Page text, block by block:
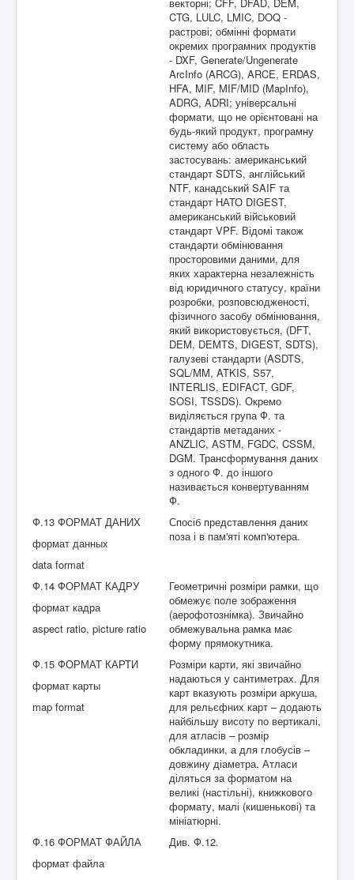
CTG, LULC, LMIC, DOQ -
растрові; обмінні формати
окремих програмних продуктів
- DXF, Generate/Ungenerate
ArcInfo (ARCG), ARCE, ERDAS,
HFA, MIF, MIF/MID (MapInfo),
ADRG, ADRI; універсальні
формати, що не орієнтовані на
будь-який продукт, програмну
систему або область
застосувань: американський
стандарт SDTS, англійський
NTF, канадський SAIF та
стандарт НАТО DIGEST,
американський військовий
стандарт VPF. Відомі також
стандарти обмінювання
просторовими даними, для
яких характерна незалежність
від юридичного статусу, країни
розробки, розповсюдженості,
фізичного засобу обмінювання,
який використовується, (DFT,
DEM, DEMTS, DIGEST, SDTS),
галузеві стандарти (ASDTS,
SQL/MM, ATKIS, S57,
INTERLIS, EDIFACT, GDF,
SOSI, TSSDS). Окремо
виділяється група Ф. та
стандартів метаданих -
ANZLIC, ASTM, FGDC, CSSM,
DGM. Трансформування даних
з одного Ф. до іншого
називається конвертуванням
Ф.
Ф.13 ФОРМАТ ДАНИХ
формат данных
data format
Спосіб представлення даних
поза і в пам'яті комп'ютера.
Ф.14 ФОРМАТ КАДРУ
формат кадра
aspect ratio, picture ratio
Геометричні розміри рамки, що
обмежує поле зображення
(аерофотознімка). Звичайно
обмежувальна рамка має
форму прямокутника.
Ф.15 ФОРМАТ КАРТИ
формат карты
map format
Розміри карти, які звичайно
надаються у сантиметрах. Для
карт вказують розміри аркуша,
для рельєфних карт – додають
найбільшу висоту по вертикалі,
для атласів – розмір
обкладинки, а для глобусів –
довжину діаметра. Атласи
діляться за форматом на
великі (настільні), книжкового
формату, малі (кишенькові) та
мініатюрні.
Ф.16 ФОРМАТ ФАЙЛА
формат файла
Див. Ф.12.